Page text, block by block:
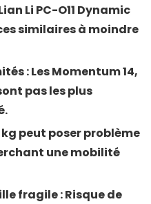
Li PC-O11 Dynamic
similaires à moindre
: Les Momentum 14,
pas les plus
kg peut poser problème
une mobilité
fragile: Risque de